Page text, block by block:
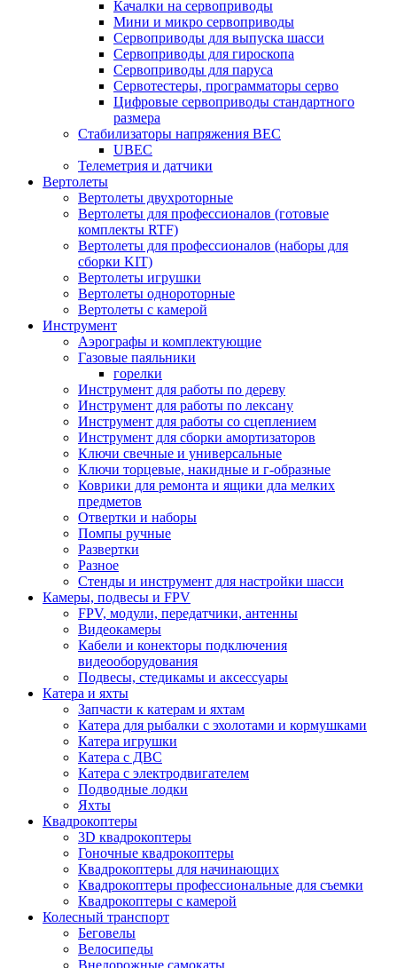
Качалки на сервоприводы
Мини и микро сервоприводы
Сервоприводы для выпуска шасси
Сервоприводы для гироскопа
Сервоприводы для паруса
Сервотестеры, программаторы серво
Цифровые сервоприводы стандартного
размера
Стабилизаторы напряжения BEC
UBEC
Телеметрия и датчики
Вертолеты
Вертолеты двухроторные
Вертолеты для профессионалов (готовые
комплекты RTF)
Вертолеты для профессионалов (наборы для
сборки KIT)
Вертолеты игрушки
Вертолеты однороторные
Вертолеты с камерой
Инструмент
Аэрографы и комплектующие
Газовые паяльники
горелки
Инструмент для работы по дереву
Инструмент для работы по лексану
Инструмент для работы со сцеплением
Инструмент для сборки амортизаторов
Ключи свечные и универсальные
Ключи торцевые, накидные и г-образные
Коврики для ремонта и ящики дла мелких
предметов
Отвертки и наборы
Помпы ручные
Развертки
Разное
Стенды и инструмент для настройки шасси
Камеры, подвесы и FPV
FPV, модули, передатчики, антенны
Видеокамеры
Кабели и конекторы подключения
видеооборудования
Подвесы, стедикамы и аксессуары
Катера и яхты
Запчасти к катерам и яхтам
Катера для рыбалки с эхолотами и кормушками
Катера игрушки
Катера с ДВС
Катера с электродвигателем
Подводные лодки
Яхты
Квадрокоптеры
3D квадрокоптеры
Гоночные квадрокоптеры
Квадрокоптеры для начинающих
Квадрокоптеры профессиональные для съемки
Квадрокоптеры с камерой
Колесный транспорт
Беговелы
Велосипеды
Внедорожные самокаты